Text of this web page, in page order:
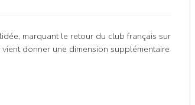
marquant le retour du club français sur
donner une dimension supplémentaire